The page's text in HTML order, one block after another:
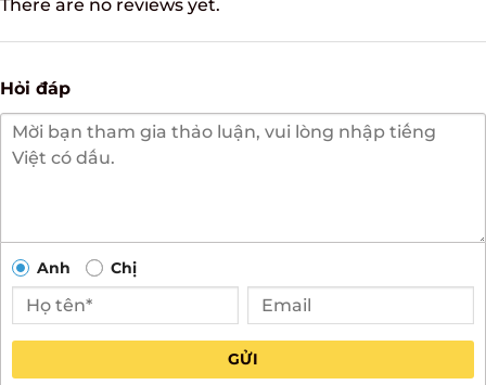
There are no reviews yet.
Hỏi đáp
Chị
GỬI